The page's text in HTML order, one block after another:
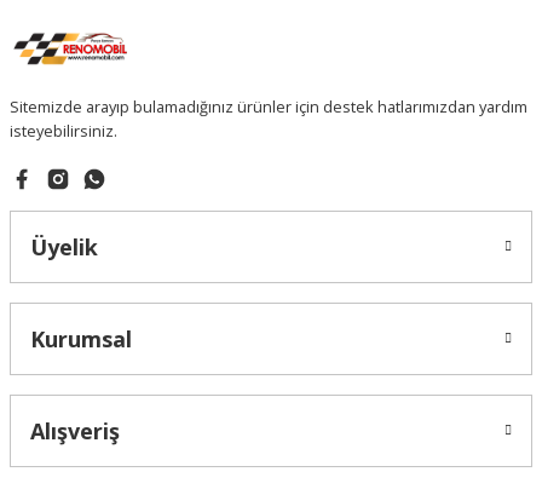
Sitemizde arayıp bulamadığınız ürünler için destek hatlarımızdan yardım
isteyebilirsiniz.
Üyelik
Kurumsal
Alışveriş